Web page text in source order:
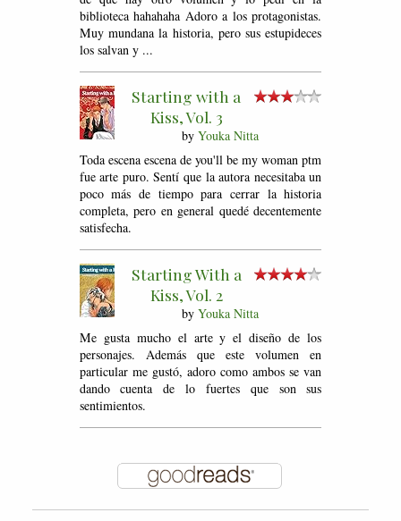
biblioteca hahahaha Adoro a los protagonistas.
Muy mundana la historia, pero sus estupideces
los salvan y ...
Starting with a
Kiss, Vol. 3
by Youka Nitta
Toda escena escena de you'll be my woman ptm
fue arte puro. Sentí que la autora necesitaba un
poco más de tiempo para cerrar la historia
completa, pero en general quedé decentemente
satisfecha.
Starting With a
Kiss, Vol. 2
by Youka Nitta
Me gusta mucho el arte y el diseño de los
personajes. Además que este volumen en
particular me gustó, adoro como ambos se van
dando cuenta de lo fuertes que son sus
sentimientos.